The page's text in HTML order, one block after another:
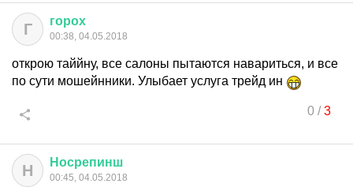
Г горох
00:38, 04.05.2018
открою таййну, все салоны пытаются навариться, и все
по сути мошейнники. Улыбает услуга трейд ин
0/3
Н Носрепинш
00:45, 04.05.2018